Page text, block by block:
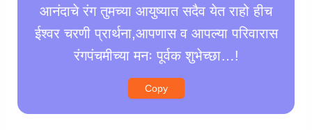
आनंदाचे रंग तुमच्या आयुष्यात सदैव येत राहो हीच
ईश्वर चरणी प्रार्थना,आपणास व आपल्या परिवारास
रंगपंचमीच्या मनः पूर्वक शुभेच्छा…!
Copy